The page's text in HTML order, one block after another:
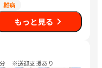
難病
もっと見る
※送迎支援あり